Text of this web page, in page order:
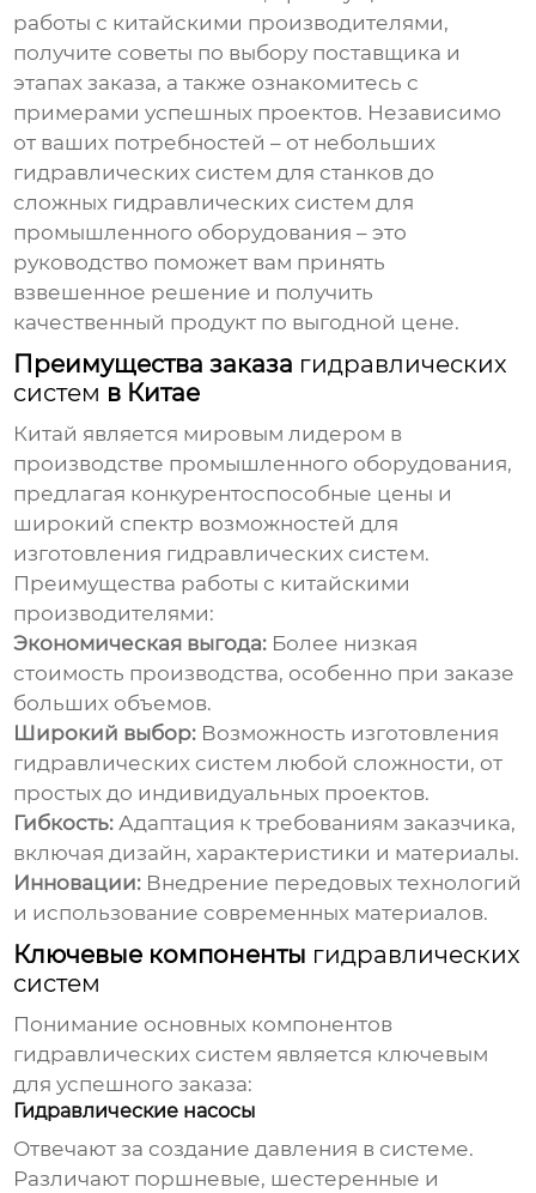
работы с китайскими производителями,
получите советы по выбору поставщика и
этапах заказа, а также ознакомитесь с
примерами успешных проектов. Независимо
от ваших потребностей – от небольших
гидравлических систем для станков до
сложных гидравлических систем для
промышленного оборудования – это
руководство поможет вам принять
взвешенное решение и получить
качественный продукт по выгодной цене.
Преимущества заказа гидравлических
систем в Китае
Китай является мировым лидером в
производстве промышленного оборудования,
предлагая конкурентоспособные цены и
широкий спектр возможностей для
изготовления гидравлических систем.
Преимущества работы с китайскими
производителями:
Экономическая выгода: Более низкая
стоимость производства, особенно при заказе
больших объемов.
Широкий выбор: Возможность изготовления
гидравлических систем любой сложности, от
простых до индивидуальных проектов.
Гибкость: Адаптация к требованиям заказчика,
включая дизайн, характеристики и материалы.
Инновации: Внедрение передовых технологий
и использование современных материалов.
Ключевые компоненты гидравлических
систем
Понимание основных компонентов
гидравлических систем является ключевым
для успешного заказа:
Гидравлические насосы
Отвечают за создание давления в системе.
Различают поршневые, шестеренные и